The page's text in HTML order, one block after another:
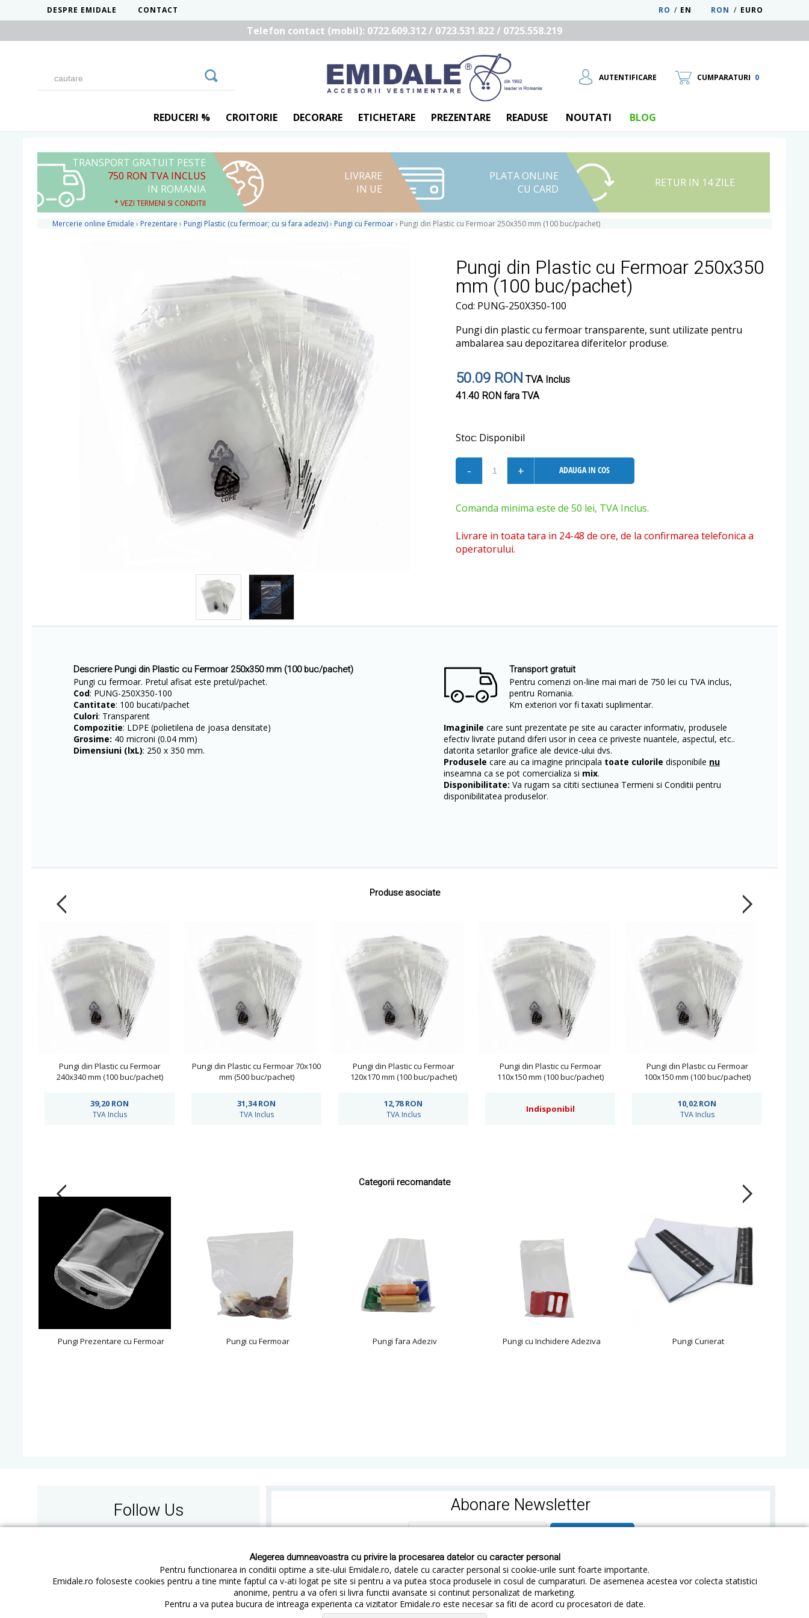
Alegerea dumneavoastra cu privire la procesarea datelor cu caracter personal
Pentru functionarea in conditii optime a site-ului Emidale.ro, datele cu caracter personal si cookie-urile sunt foarte importante.
Emidale.ro foloseste cookies pentru a tine minte faptul ca v-ati logat pe site si pentru a va putea stoca produsele in cosul de cumparaturi. De asemenea acestea vor colecta statistici
anonime, pentru a va oferi si livra functii avansate si continut personalizat de marketing.
Pentru a va putea bucura de intreaga experienta ca vizitator Emidale.ro este necesar sa fiti de acord cu procesatori de date.
DESPRE EMIDALE CONTACT RON / EURO
EN
/
RO
Telefon contact (mobil): 0722.609.312 / 0723.531.822 / 0725.558.219
AUTENTIFICARE
UTILIZATOR NOU
RECUPEREAZA PAROLA
CUMPARATURI 0
REDUCERI % CROITORIE DECORARE ETICHETARE PREZENTARE READUSE NOUTATI BLOG
TRANSPORT GRATUIT PESTE
750 RON TVA INCLUS
IN ROMANIA
* VEZI TERMENI SI CONDITII
LIVRARE
IN UE
PLATA ONLINE
CU CARD
RETUR IN 14 ZILE
Mercerie online Emidale › Prezentare › Pungi Plastic (cu fermoar; cu si fara adeziv)› Pungi cu Fermoar› Pungi din Plastic cu Fermoar 250x350 mm (100 buc/pachet)
Pungi din Plastic cu Fermoar 250x350
mm (100 buc/pachet)
Cod: PUNG-250X350-100
Pungi din plastic cu fermoar transparente, sunt utilizate pentru
ambalarea sau depozitarea diferitelor produse.
50.09 RON TVA Inclus
41.40 RONfara TVA
Stoc: Disponibil
- + ADAUGA IN COS
Comanda minima este de 50 lei, TVA Inclus.
Livrare in toata tara in 24-48 de ore, de la confirmarea telefonica a
operatorului.
Descriere Pungi din Plastic cu Fermoar 250x350 mm (100 buc/pachet)
Pungi cu fermoar. Pretul afisat este pretul/pachet.
Cod: PUNG-250X350-100
Cantitate: 100 bucati/pachet
Culori: Transparent
Compozitie: LDPE (polietilena de joasa densitate)
Grosime: 40 microni (0.04 mm)
Dimensiuni (lxL): 250 x 350 mm.
Transport gratuit
Pentru comenzi on-line mai mari de 750 lei cu TVA inclus,
pentru Romania.
Km exteriori vor fi taxati suplimentar.
Imaginile care sunt prezentate pe site au caracter informativ, produsele
efectiv livrate putand diferi usor in ceea ce priveste nuantele, aspectul, etc..
datorita setarilor grafice ale device-ului dvs.
Produsele care au ca imagine principala toate culorile disponibile nu
inseamna ca se pot comercializa si mix.
Disponibilitate: Va rugam sa cititi sectiunea Termeni si Conditii pentru
disponibilitatea produselor.
Produse asociate
Pungi din Plastic cu Fermoar
240x340 mm (100 buc/pachet)
39,20 RON
TVA Inclus
Pungi din Plastic cu Fermoar 70x100
mm (500 buc/pachet)
31,34RON
TVA Inclus
Pungi din Plastic cu Fermoar
120x170 mm (100 buc/pachet)
12,78RON
TVA Inclus
Pungi din Plastic cu Fermoar
110x150 mm (100 buc/pachet)
Indisponibil
Pungi din Plastic cu Fermoar
100x150 mm (100 buc/pachet)
10,02RON
TVA Inclus
Categorii recomandate
Pungi Prezentare cu Fermoar Pungi cu Fermoar Pungi fara Adeziv Pungi cu Inchidere Adeziva Pungi Curierat
Follow Us Abonare Newsletter
Cum cumperi Cum platesc Cum livram Cum returnezi Termeni si Conditii Confidentialitate Sitemap